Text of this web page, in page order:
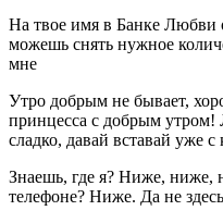
На твое имя в Банке Любви
можешь снять нужное
мне
Утро добрым не бывает,
принцесса с добрым утром!
сладко, давай вставай уже с
Знаешь, где я? Ниже, ниже,
телефоне? Ниже. Да не